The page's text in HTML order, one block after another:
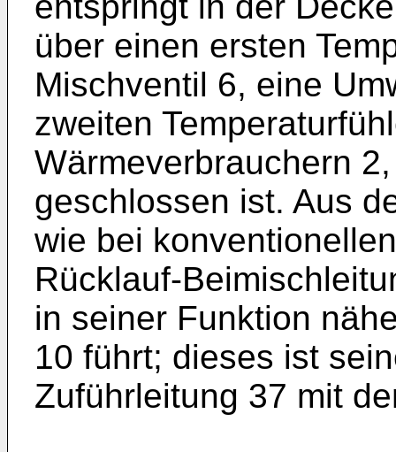
über einen ersten
Mischventil 6, eine
zweiten
Wärmeverbrauchern
geschlossen ist. Aus
wie bei
Rücklauf-
in seiner Funktion
10 führt; dieses ist
Zuführleitung 37 mit